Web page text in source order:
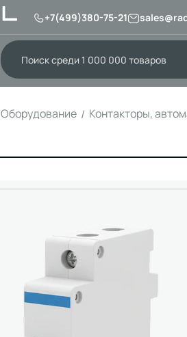
+7(499)380-75-21
Оборудование Контакторы,